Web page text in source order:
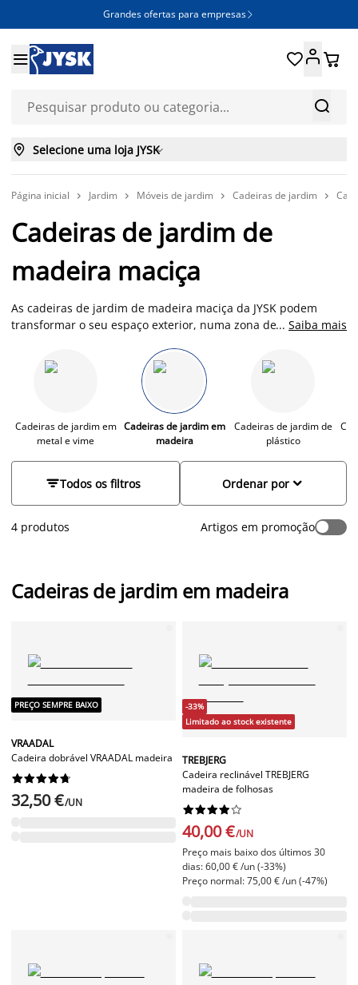
Grandes ofertas para empresas 


 
 Selecione uma loja JYSK
Página inicial  Jardim  Móveis de jardim  Cadeiras de jardim 
Cadeiras de jardim de
madeira maciça
As cadeiras de jardim de madeira maciça da JYSK podem
transformar o seu espaço exterior, numa zona de conforto e
eucalipto e teca, estas cadeiras de exterior, não só garantem
durabilidade, como também adicionam um toque de
elegância natural ao seu jardim, varanda, ou pátio. Perfeitas
para desfrutar das tardes de sol, ou para acolher amigos e
família em convívios ao ar livre.
... Saiba mais
Cadeiras de jardim em
metal e vime
Cadeiras de jardim em
madeira
Cadeiras de jardim de
plástico
Todos os filtros 
Ordenar por
4 produtos Artigos em promoção
Cadeiras de jardim em madeira
PREÇO SEMPRE BAIXO
VRAADAL
Cadeira dobrável VRAADAL madeira






32,50 €/UN
-33%
Limitado ao stock existente
TREBJERG
Cadeira reclinável TREBJERG
madeira de folhosas






40,00 €/UN
Preço mais baixo dos últimos 30
dias: 60,00 € /un (-33%)
Preço normal: 75,00 € /un (-47%)